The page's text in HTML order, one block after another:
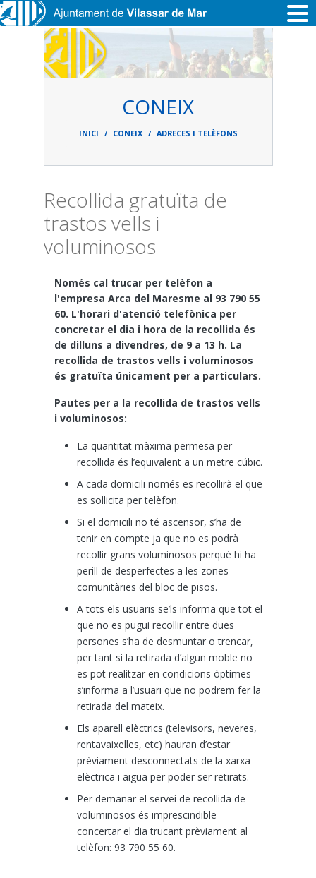
Vés al contingut
CONEIX
Fild'ariadna
INICI CONEIX ADRECES I TELÈFONS
Recollida gratuïta de
trastos vells i
voluminosos
Només cal trucar per telèfon a
l'empresa Arca del Maresme al 93 790 55
60. L'horari d'atenció telefònica per
concretar el dia i hora de la recollida és
de dilluns a divendres, de 9 a 13 h. La
recollida de trastos vells i voluminosos
és gratuïta únicament per a particulars.
Pautes per a la recollida de trastos vells
i voluminosos:
La quantitat màxima permesa per
recollida és l’equivalent a un metre cúbic.
A cada domicili només es recollirà el que
es sol·licita per telèfon.
Si el domicili no té ascensor, s’ha de
tenir en compte ja que no es podrà
recollir grans voluminosos perquè hi ha
perill de desperfectes a les zones
comunitàries del bloc de pisos.
A tots els usuaris se’ls informa que tot el
que no es pugui recollir entre dues
persones s’ha de desmuntar o trencar,
per tant si la retirada d’algun moble no
es pot realitzar en condicions òptimes
s’informa a l’usuari que no podrem fer la
retirada del mateix.
Els aparell elèctrics (televisors, neveres,
rentavaixelles, etc) hauran d’estar
prèviament desconnectats de la xarxa
elèctrica i aigua per poder ser retirats.
Per demanar el servei de recollida de
voluminosos és imprescindible
concertar el dia trucant prèviament al
telèfon: 93 790 55 60.